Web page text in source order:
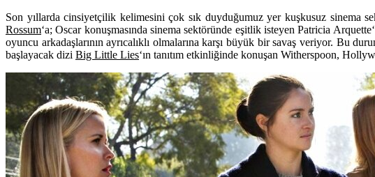
Son yıllarda cinsiyetçilik kelimesini çok sık duyduğumuz yer kuşkusuz sinema
Rossum‘a; Oscar konuşmasında sinema sektöründe eşitlik isteyenPatricia Arquette
oyuncu arkadaşlarının ayrıcalıklı olmalarına karşı büyük bir savaş veriyor. Bu
başlayacak dizi Big Little Lies‘ın tanıtım etkinliğinde konuşan Witherspoon,